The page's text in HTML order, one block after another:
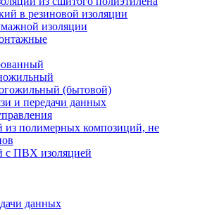
в резиновой изоляции
изоляции
(бытовой)
и передачи данных
из полимерных композиций, не
с ПВХ изоляцией
данных